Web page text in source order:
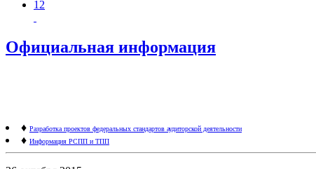
12
Официальная информация
♦ Разработка проектов федеральных стандартов аудиторской деятельности
♦ Информация РСПП и ТПП